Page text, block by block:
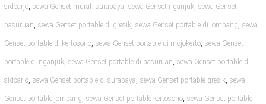
sidoarjo, sewa Genset murah surabaya, sewa Genset nganjuk, sewa Genset
pasuruan, sewa Genset portable di gresik, sewa Genset portable di jombang, sewa
Genset portable di kertosono, sewa Genset portable di mojokerto, sewa Genset
portable di nganjuk, sewa Genset portable di pasuruan, sewa Genset portable di
sidoarjo, sewa Genset portable di surabaya, sewa Genset portable gresik, sewa
Genset portable jombang, sewa Genset portable kertosono, sewa Genset portable